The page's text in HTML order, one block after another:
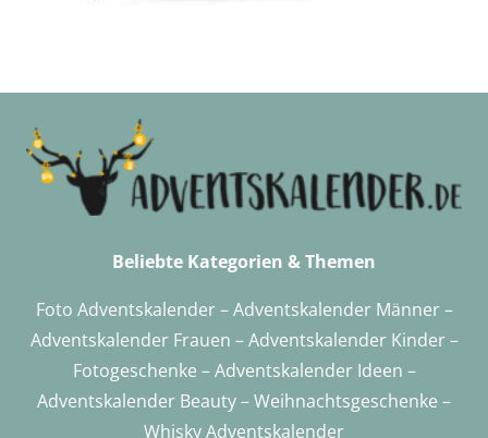
Beliebte Kategorien & Themen
Foto Adventskalender–Adventskalender Männer–
Adventskalender Frauen –Adventskalender Kinder–
Fotogeschenke –AdventskalenderIdeen –
Adventskalender Beauty–Weihnachtsgeschenke –
Whisky Adventskalender